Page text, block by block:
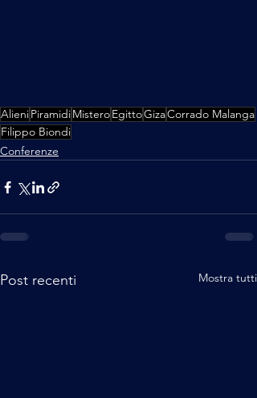
AlieniPiramidiMisteroEgittoGizaCorrado Malanga
Filippo Biondi
Conferenze
Post recenti Mostra tutti